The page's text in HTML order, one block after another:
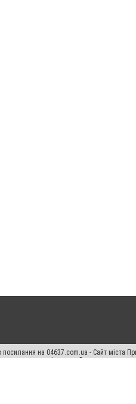
на 04637.com.ua - Сайт міста
прав переслідується Законом.